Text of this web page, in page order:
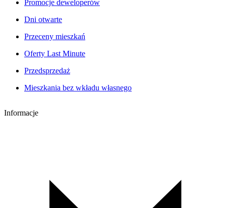
Promocje deweloperów
Dni otwarte
Przeceny mieszkań
Oferty Last Minute
Przedsprzedaż
Mieszkania bez wkładu własnego
Informacje